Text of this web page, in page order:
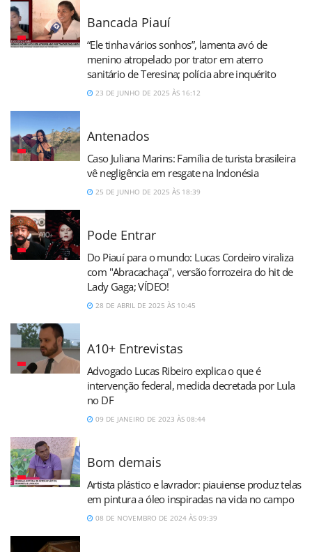
Bancada Piauí
“Ele tinha vários sonhos”, lamenta avó de
menino atropelado por trator em aterro
sanitário de Teresina; polícia abre inquérito
23 DE JUNHO DE 2025 ÀS 16:12
Antenados
Caso Juliana Marins: Família de turista brasileira
vê negligência em resgate na Indonésia
25 DE JUNHO DE 2025 ÀS 18:39
Pode Entrar
Do Piauí para o mundo: Lucas Cordeiro viraliza
com "Abracachaça", versão forrozeira do hit de
Lady Gaga; VÍDEO!
28 DE ABRIL DE 2025 ÀS 10:45
A10+ Entrevistas
Advogado Lucas Ribeiro explica o que é
intervenção federal, medida decretada por Lula
no DF
09 DE JANEIRO DE 2023 ÀS 08:44
Bom demais
Artista plástico e lavrador: piauiense produz telas
em pintura a óleo inspiradas na vida no campo
08 DE NOVEMBRO DE 2024 ÀS 09:39